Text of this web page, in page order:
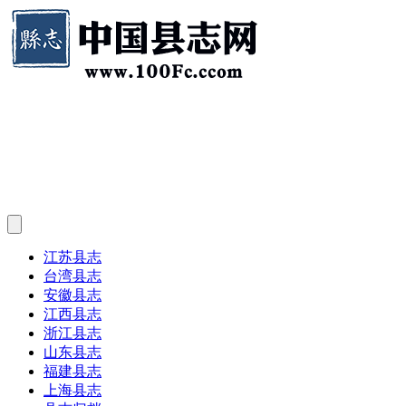
江苏县志
台湾县志
安徽县志
江西县志
浙江县志
山东县志
福建县志
上海县志